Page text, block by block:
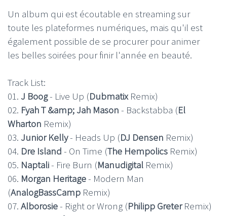
Un album qui est écoutable en streaming sur
toute les plateformes numériques, mais qu'il est
également possible de se procurer pour animer
les belles soirées pour finir l'année en beauté.
Track List:
01. J Boog- Live Up (Dubmatix Remix)
02. Fyah T &amp; Jah Mason - Backstabba (El
Wharton Remix)
03. Junior Kelly- Heads Up (DJ Densen Remix)
04. Dre Island - On Time (The Hempolics Remix)
05. Naptali- Fire Burn (Manudigital Remix)
06. Morgan Heritage- Modern Man
(AnalogBassCamp Remix)
07. Alborosie- Right or Wrong (Philipp GreterRemix)